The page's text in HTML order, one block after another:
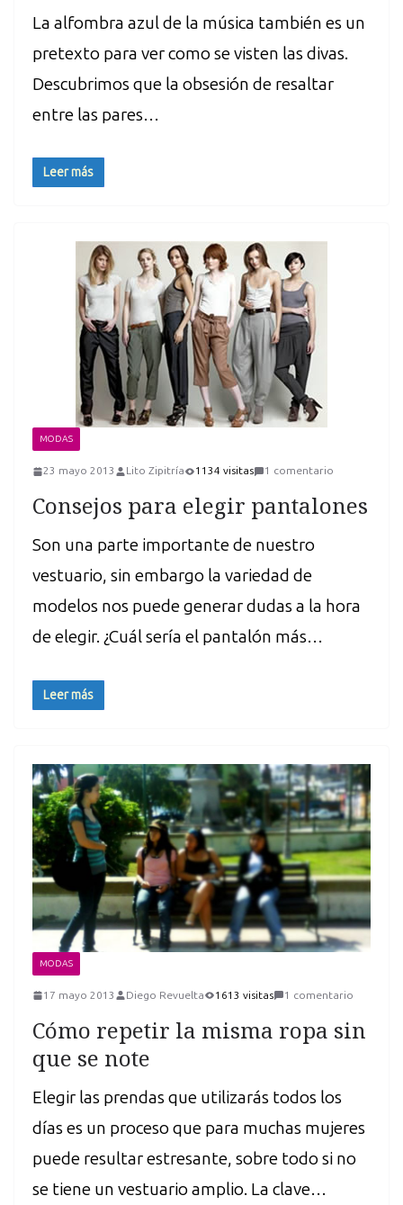
La alfombra azul de la música también es un
pretexto para ver como se visten las divas.
Descubrimos que la obsesión de resaltar
entre las pares…
Leer más
MODAS
23 mayo 2013 Lito Zipitría 1134 visitas 1 comentario
Consejos para elegir pantalones
Son una parte importante de nuestro
vestuario, sin embargo la variedad de
modelos nos puede generar dudas a la hora
de elegir. ¿Cuál sería el pantalón más…
Leer más
MODAS
17 mayo 2013 Diego Revuelta 1613 visitas 1 comentario
Cómo repetir la misma ropa sin
que se note
Elegir las prendas que utilizarás todos los
días es un proceso que para muchas mujeres
puede resultar estresante, sobre todo si no
se tiene un vestuario amplio. La clave…